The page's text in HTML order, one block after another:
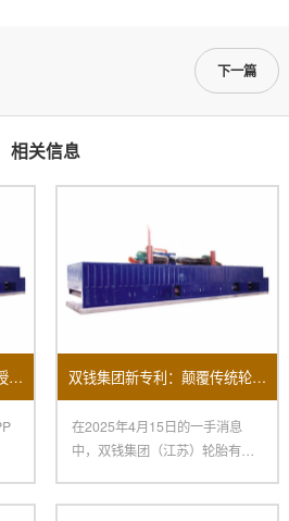
下一篇
相关信息
弘亚数控取得外观规划专利授权：“数控四边锯” 双钱集团新专利：颠覆传统轮胎生产的涂胶机
在2025年4月15日的一手消息
中，双钱集团（江苏）轮胎有限